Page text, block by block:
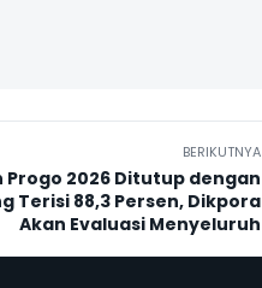
BERIKUTNYA
Progo 2026 Ditutup dengan
Terisi 88,3 Persen, Dikpora
Akan Evaluasi Menyeluruh